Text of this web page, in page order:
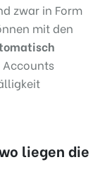
zwar in Form
mit den
liegen die